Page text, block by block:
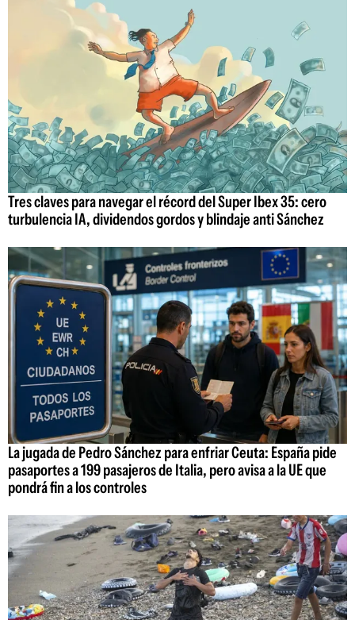
Tres claves para navegar el récord del Super Ibex 35: cero
turbulencia IA, dividendos gordos y blindaje anti Sánchez
La jugada de Pedro Sánchez para enfriar Ceuta: España pide
pasaportes a 199 pasajeros de Italia, pero avisa a la UE que
pondrá fin a los controles